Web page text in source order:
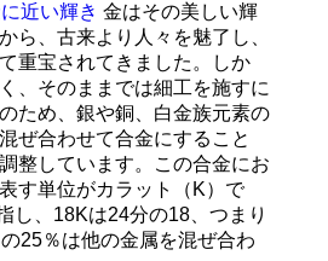
近い輝き 金はその美しい輝
ら、古来より人々を魅了し、
重宝されてきました。しか
、そのままでは細工を施すに
ため、銀や銅、白金族元素の
ぜ合わせて合金にすること
整しています。この合金にお
す単位がカラット（K）で
し、18Kは24分の18、つまり
25％は他の金属を混ぜ合わ